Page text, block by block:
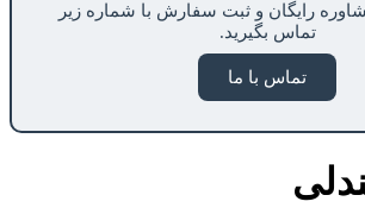
رایگان و ثبت سفارش با شماره زیر
تماس بگیرید.
تماس با ما